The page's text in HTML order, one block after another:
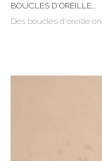
BOUCLES D'OREILLE...
Des boucles d'oreille